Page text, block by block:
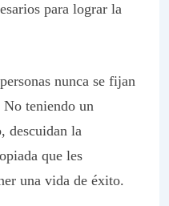
para lograr la
nunca se fijan
teniendo un
descuidan la
que les
una vida de éxito.